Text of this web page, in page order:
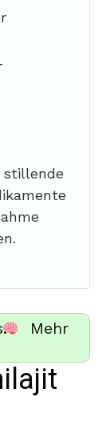
stillende
Mehr